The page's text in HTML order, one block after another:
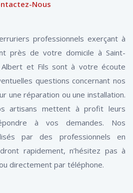
Nous
professionnels exerçant à
près de votre domicile à Saint-
Albert et Fils sont à votre écoute
questions concernant nos
une réparation ou une installation.
artisans mettent à profit leurs
à vos demandes. Nos
par des professionnels en
rapidement, n’hésitez pas à
directement par téléphone.